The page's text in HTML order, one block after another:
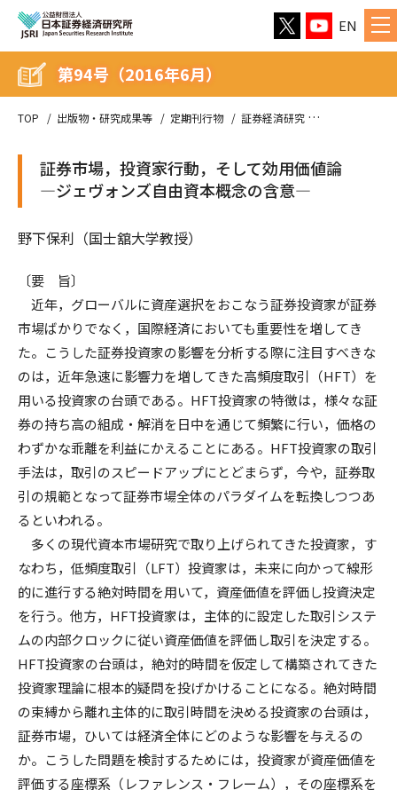
EN
TOP 出版物・研究成果等 定期刊行物 証券経済研究
第94号（2016年6月）
証券市場，投資家行動，そして効用価値論
—ジェヴォンズ自由資本概念の含意—
野下保利（国士舘大学教授）
〔要 旨〕
近年，グローバルに資産選択をおこなう証券投資家が証券
市場ばかりでなく，国際経済においても重要性を増してき
た。こうした証券投資家の影響を分析する際に注目すべきな
のは，近年急速に影響力を増してきた高頻度取引（HFT）を
用いる投資家の台頭である。HFT投資家の特徴は，様々な証
券の持ち高の組成・解消を日中を通じて頻繁に行い，価格の
わずかな乖離を利益にかえることにある。HFT投資家の取引
手法は，取引のスピードアップにとどまらず，今や，証券取
引の規範となって証券市場全体のパラダイムを転換しつつあ
るといわれる。
多くの現代資本市場研究で取り上げられてきた投資家，す
なわち，低頻度取引（LFT）投資家は，未来に向かって線形
的に進行する絶対時間を用いて，資産価値を評価し投資決定
を行う。他方，HFT投資家は，主体的に設定した取引システ
ムの内部クロックに従い資産価値を評価し取引を決定する。
HFT投資家の台頭は，絶対的時間を仮定して構築されてきた
投資家理論に根本的疑問を投げかけることになる。絶対時間
の束縛から離れ主体的に取引時間を決める投資家の台頭は，
証券市場，ひいては経済全体にどのような影響を与えるの
か。こうした問題を検討するためには，投資家が資産価値を
評価する座標系（レファレンス・フレーム），その座標系を